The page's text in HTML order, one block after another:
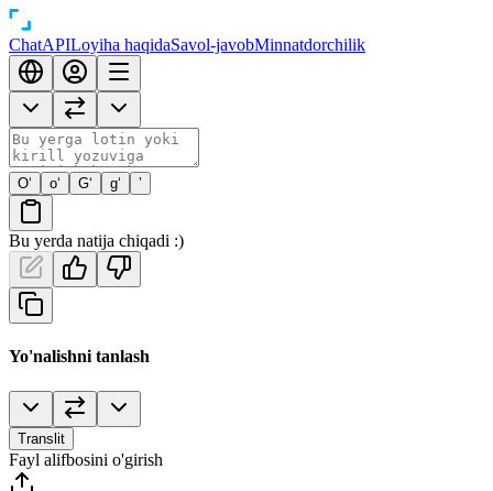
ChatAPILoyiha haqidaSavol-javobMinnatdorchilik
O‘ o‘ G‘ g‘ ’
Bu yerda natija chiqadi :)
Yo'nalishni tanlash
Translit
Fayl alifbosini o'girish